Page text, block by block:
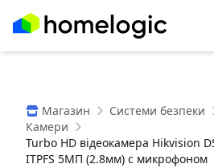
Магазин Системи безпеки
Камери
Turbo HD відеокамера Hikvision
ITPFS 5МП (2.8мм) с микрофоном